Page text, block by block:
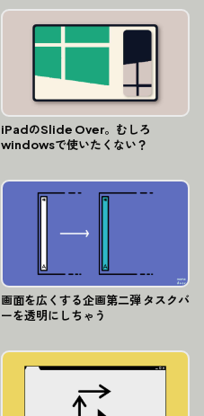
iPadのSlide Over。むしろ
windowsで使いたくない？
画面を広くする企画第二弾 タスクバ
ーを透明にしちゃう